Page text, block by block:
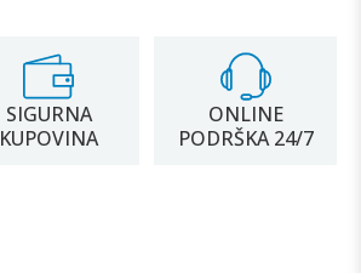
SIGURNA
KUPOVINA
ONLINE
PODRŠKA 24/7